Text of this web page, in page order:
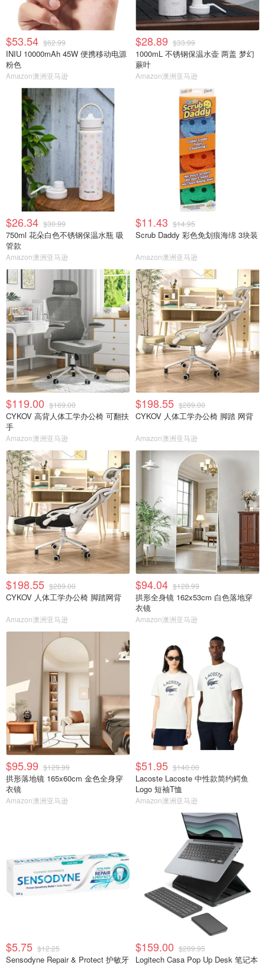
$53.54 $62.99
INIU 10000mAh 45W 便携移动电源
粉色
Amazon澳洲亚马逊
$28.89 $33.99
1000mL 不锈钢保温水壶 两盖 梦幻
蕨叶
Amazon澳洲亚马逊
$26.34 $30.99
750ml 花朵白色不锈钢保温水瓶 吸
管款
Amazon澳洲亚马逊
$11.43 $14.95
Scrub Daddy 彩色免划痕海绵 3块装
Amazon澳洲亚马逊
$119.00 $169.00
CYKOV 高背人体工学办公椅 可翻扶
手
Amazon澳洲亚马逊
$198.55 $289.00
CYKOV 人体工学办公椅 脚踏 网背
Amazon澳洲亚马逊
$198.55 $289.00
CYKOV 人体工学办公椅 脚踏网背
Amazon澳洲亚马逊
$94.04 $128.99
拱形全身镜 162x53cm 白色落地穿
衣镜
Amazon澳洲亚马逊
$95.99 $129.99
拱形落地镜 165x60cm 金色全身穿
衣镜
Amazon澳洲亚马逊
$51.95 $140.00
Lacoste Lacoste 中性款简约鳄鱼
Logo 短袖T恤
Amazon澳洲亚马逊
$5.75 $12.25
Sensodyne Repair & Protect 护敏牙
$159.00 $289.95
Logitech Casa Pop Up Desk 笔记本